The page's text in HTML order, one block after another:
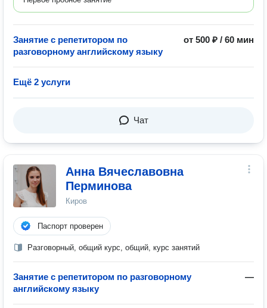
Занятие с репетитором по
разговорному английскому языку
от 500 ₽ / 60 мин
Ещё 2 услуги
Чат
Анна Вячеславовна
Перминова
Киров
Паспорт проверен
Разговорный, общий курс, общий, курс занятий
Занятие с репетитором по разговорному
английскому языку
—